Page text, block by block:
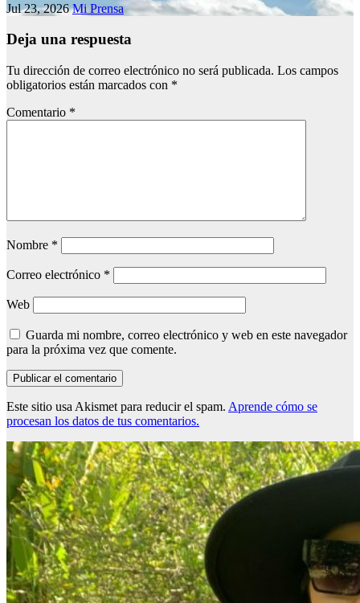
Jul 23, 2026Mi Prensa
Deja una respuesta
Tu dirección de correo electrónico no será publicada. Los campos
obligatorios están marcados con *
Comentario *
Nombre *
Correo electrónico *
Web
Guarda mi nombre, correo electrónico y web en este navegador
para la próxima vez que comente.
Este sitio usa Akismet para reducir el spam. Aprende cómo se
procesan los datos de tus comentarios.